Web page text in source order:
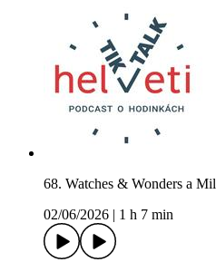
68. Watches & Wonders a
02/06/2026
1 h 7 min